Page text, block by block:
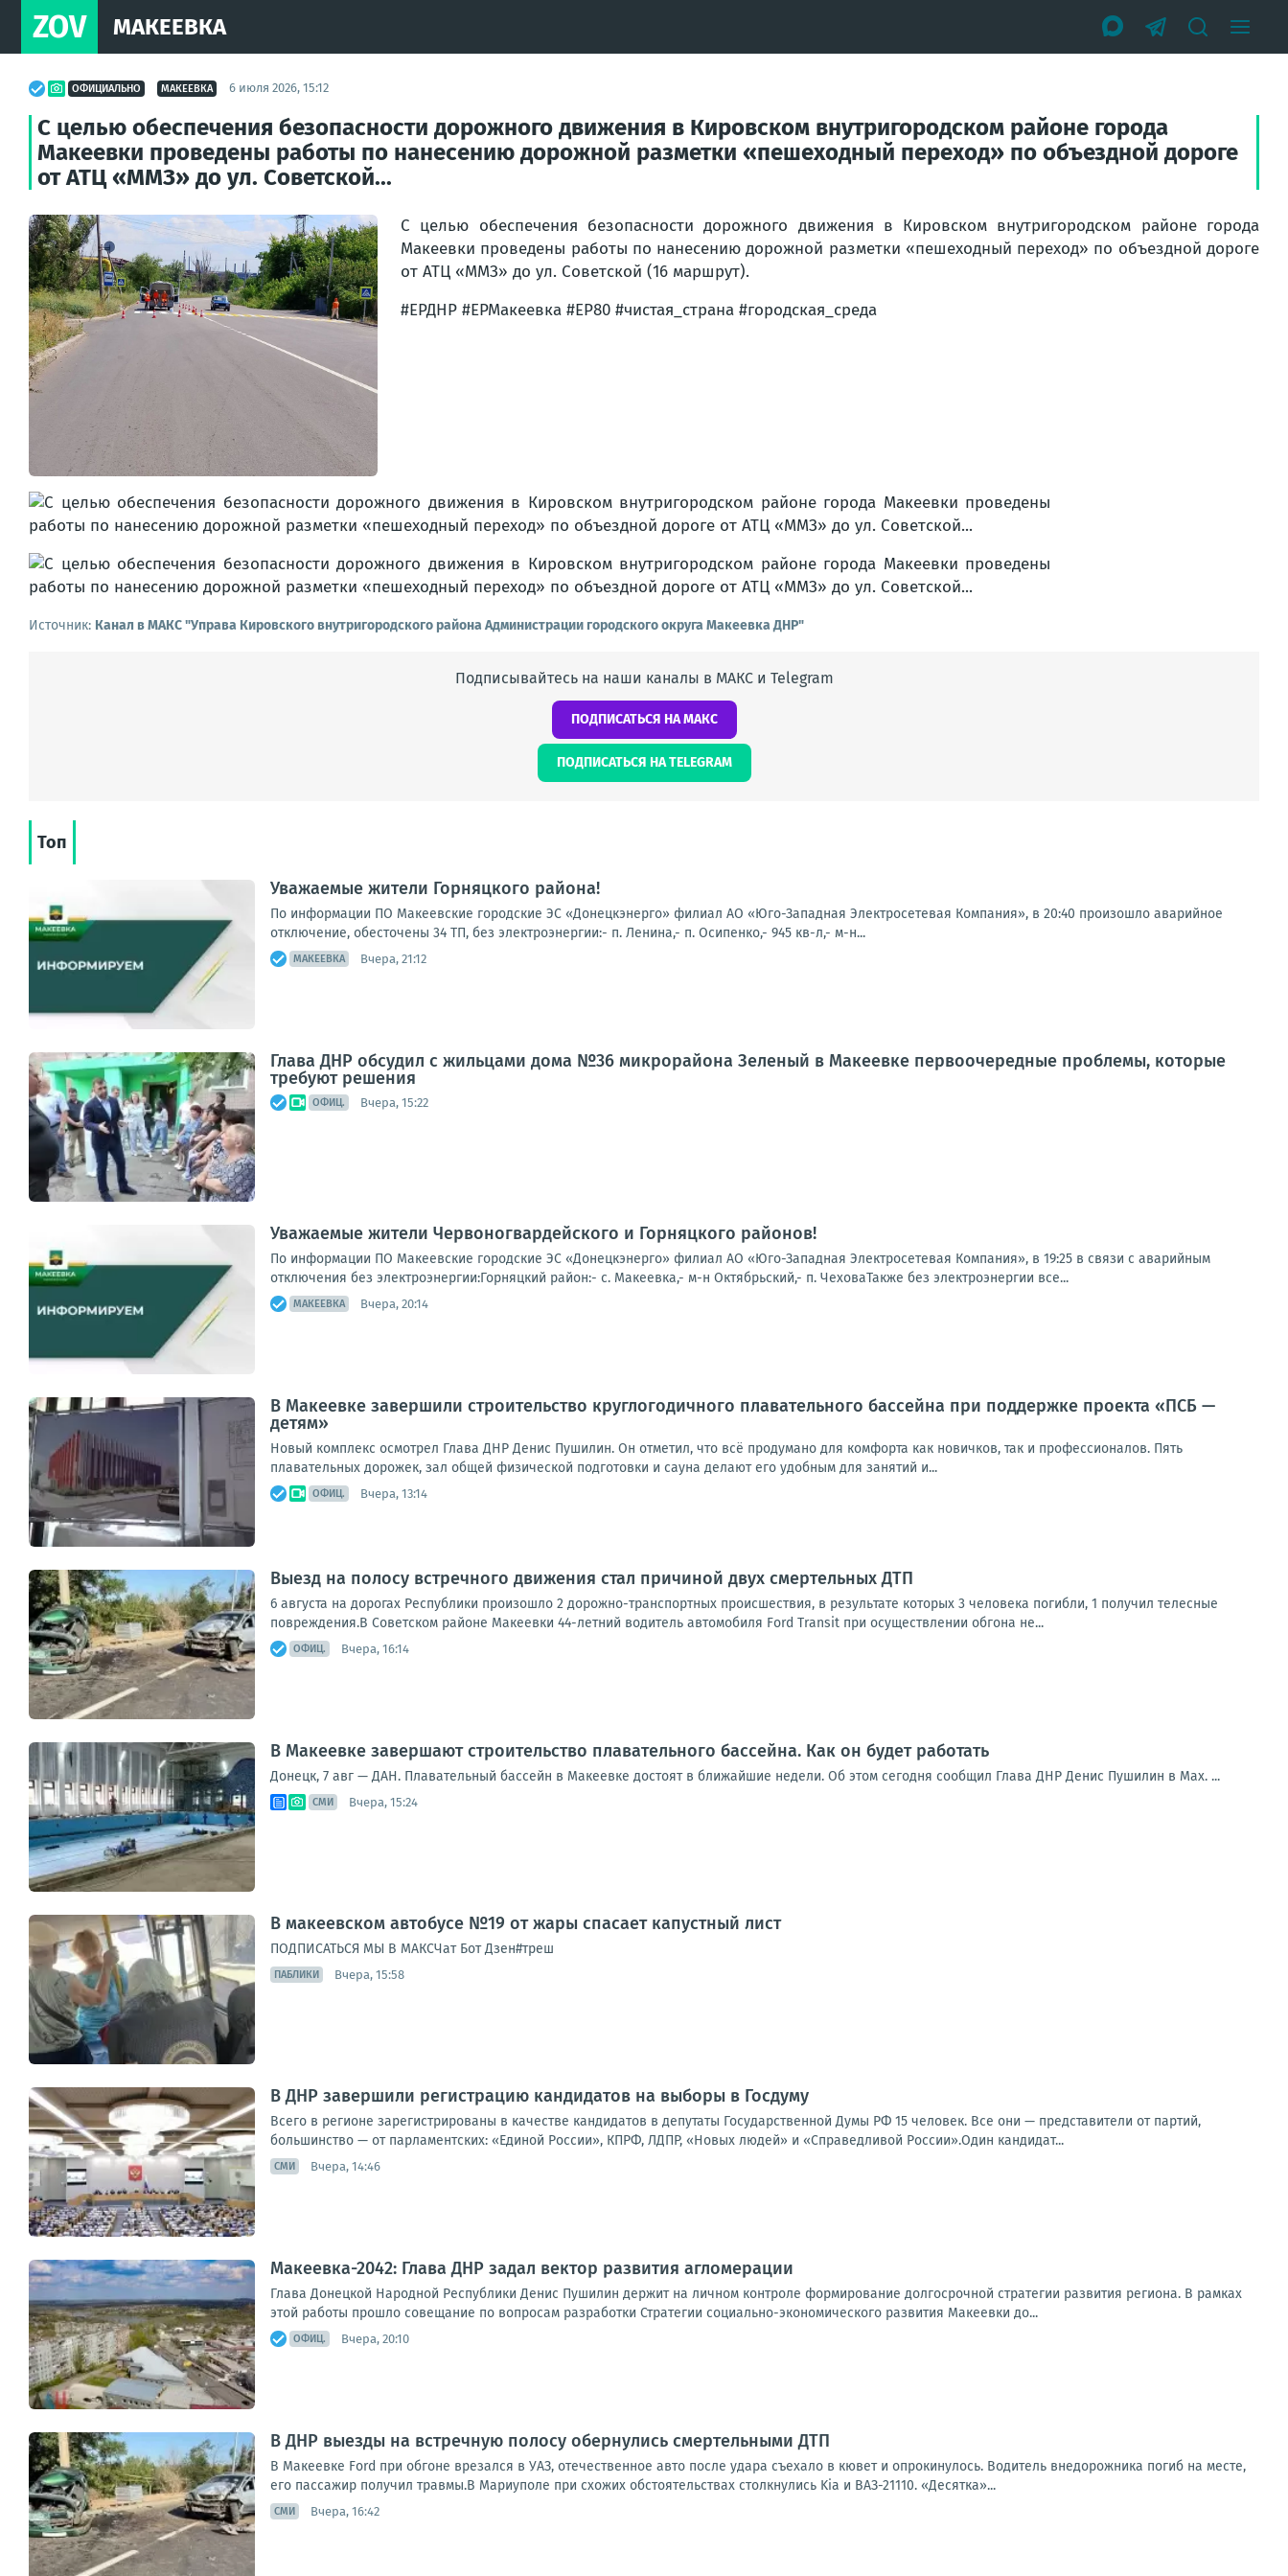
ZOV МАКЕЕВКА
ОФИЦИАЛЬНО МАКЕЕВКА 6 июля 2026, 15:12
С целью обеспечения безопасности дорожного движения в Кировском внутригородском районе города
Макеевки проведены работы по нанесению дорожной разметки «пешеходный переход» по объездной дороге
от АТЦ «ММЗ» до ул. Советской...
С целью обеспечения безопасности дорожного движения в Кировском внутригородском районе города
Макеевки проведены работы по нанесению дорожной разметки «пешеходный переход» по объездной дороге
от АТЦ «ММЗ» до ул. Советской (16 маршрут).
#ЕРДНР #ЕРМакеевка #ЕР80 #чистая_страна #городская_среда
Источник: Канал в МАКС "Управа Кировского внутригородского района Администрации городского округа Макеевка ДНР"
Подписывайтесь на наши каналы в МАКС и Telegram
ПОДПИСАТЬСЯ НА МАКС
ПОДПИСАТЬСЯ НА TELEGRAM
Топ
Уважаемые жители Горняцкого района!
По информации ПО Макеевские городские ЭС «Донецкэнерго» филиал АО «Юго-Западная Электросетевая Компания», в 20:40 произошло аварийное
отключение, обесточены 34 ТП, без электроэнергии:- п. Ленина,- п. Осипенко,- 945 кв-л,- м-н...
МАКЕЕВКА Вчера, 21:12
Глава ДНР обсудил с жильцами дома №36 микрорайона Зеленый в Макеевке первоочередные проблемы, которые
требуют решения
ОФИЦ. Вчера, 15:22
Уважаемые жители Червоногвардейского и Горняцкого районов!
По информации ПО Макеевские городские ЭС «Донецкэнерго» филиал АО «Юго-Западная Электросетевая Компания», в 19:25 в связи с аварийным
отключения без электроэнергии:Горняцкий район:- с. Макеевка,- м-н Октябрьский,- п. ЧеховаТакже без электроэнергии все...
МАКЕЕВКА Вчера, 20:14
В Макеевке завершили строительство круглогодичного плавательного бассейна при поддержке проекта «ПСБ —
детям»
Новый комплекс осмотрел Глава ДНР Денис Пушилин. Он отметил, что всё продумано для комфорта как новичков, так и профессионалов. Пять
плавательных дорожек, зал общей физической подготовки и сауна делают его удобным для занятий и...
ОФИЦ. Вчера, 13:14
Выезд на полосу встречного движения стал причиной двух смертельных ДТП
6 августа на дорогах Республики произошло 2 дорожно-транспортных происшествия, в результате которых 3 человека погибли, 1 получил телесные
повреждения.В Советском районе Макеевки 44-летний водитель автомобиля Ford Transit при осуществлении обгона не...
ОФИЦ. Вчера, 16:14
В Макеевке завершают строительство плавательного бассейна. Как он будет работать
Донецк, 7 авг — ДАН. Плавательный бассейн в Макеевке достоят в ближайшие недели. Об этом сегодня сообщил Глава ДНР Денис Пушилин в Мах. ...
СМИ Вчера, 15:24
В макеевском автобусе №19 от жары спасает капустный лист
ПОДПИСАТЬСЯ МЫ В MAКСЧат Бот Дзен#треш
ПАБЛИКИ Вчера, 15:58
В ДНР завершили регистрацию кандидатов на выборы в Госдуму
Всего в регионе зарегистрированы в качестве кандидатов в депутаты Государственной Думы РФ 15 человек. Все они — представители от партий,
большинство — от парламентских: «Единой России», КПРФ, ЛДПР, «Новых людей» и «Справедливой России».Один кандидат...
СМИ Вчера, 14:46
Макеевка-2042: Глава ДНР задал вектор развития агломерации
Глава Донецкой Народной Республики Денис Пушилин держит на личном контроле формирование долгосрочной стратегии развития региона. В рамках
этой работы прошло совещание по вопросам разработки Стратегии социально-экономического развития Макеевки до...
ОФИЦ. Вчера, 20:10
В ДНР выезды на встречную полосу обернулись смертельными ДТП
В Макеевке Ford при обгоне врезался в УАЗ, отечественное авто после удара съехало в кювет и опрокинулось. Водитель внедорожника погиб на месте,
его пассажир получил травмы.В Мариуполе при схожих обстоятельствах столкнулись Kia и ВАЗ-21110. «Десятка»...
СМИ Вчера, 16:42